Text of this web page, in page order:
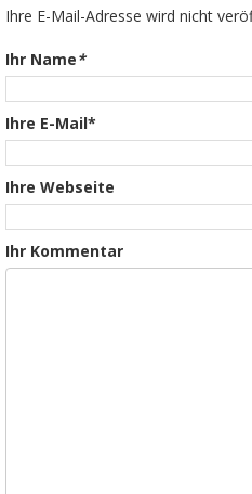
Ihre E-Mail-Adresse wird nicht
Ihr Name*
Ihre E-Mail*
Ihre Webseite
Ihr Kommentar